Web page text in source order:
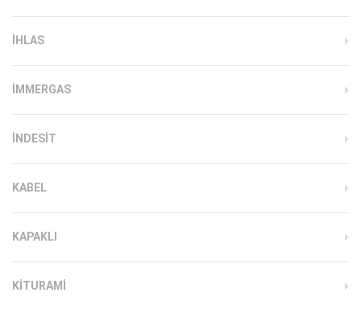
IHLAS
İMMERGAS
INDESIT
KABEL
KAPAKLI
KITURAMI